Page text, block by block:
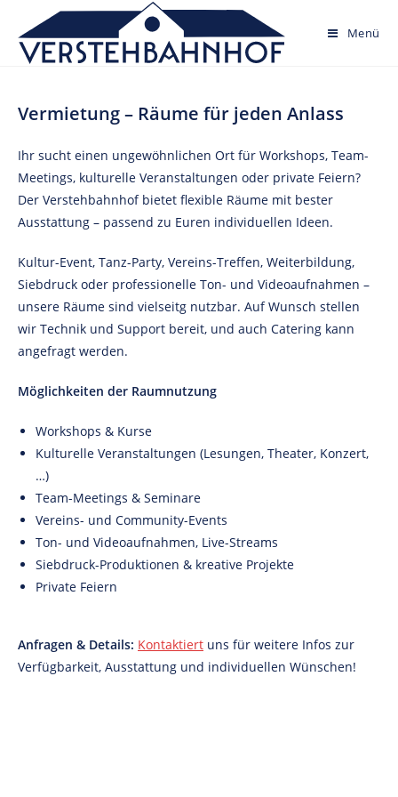
content
Menü
Vermietung – Räume für jeden Anlass
Ihr sucht einen ungewöhnlichen Ort für Workshops, Team-
Meetings, kulturelle Veranstaltungen oder private Feiern?
Der Verstehbahnhof bietet flexible Räume mit bester
Ausstattung – passend zu Euren individuellen Ideen.
Kultur-Event, Tanz-Party, Vereins-Treffen, Weiterbildung,
Siebdruck oder professionelle Ton- und Videoaufnahmen –
unsere Räume sind vielseitg nutzbar. Auf Wunsch stellen
wir Technik und Support bereit, und auch Catering kann
angefragt werden.
Möglichkeiten der Raumnutzung
Workshops & Kurse
Kulturelle Veranstaltungen (Lesungen, Theater, Konzert,
…)
Team-Meetings & Seminare
Vereins- und Community-Events
Ton- und Videoaufnahmen, Live-Streams
Siebdruck-Produktionen & kreative Projekte
Private Feiern
Anfragen & Details: Kontaktiert uns für weitere Infos zur
Verfügbarkeit, Ausstattung und individuellen Wünschen!